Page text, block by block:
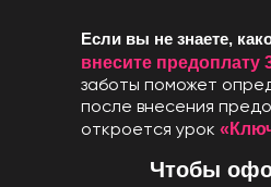
Если вы не знаете,
внесите предоплату
заботы поможет
после внесения
откроется урок
Чтобы
вопросам, а также по
«Службой заботы».